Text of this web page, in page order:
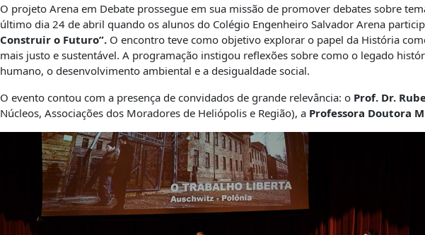
O projeto Arena em Debate prossegue em sua missão de promover debates sobre
último dia 24 de abril quando os alunos do Colégio Engenheiro Salvador Arena
Construir o Futuro”. O encontro teve como objetivo explorar o papel da História
mais justo e sustentável. A programação instigou reflexões sobre como o legado
humano, o desenvolvimento ambiental e a desigualdade social.
O evento contou com a presença de convidados de grande relevância: o Prof. Dr.
Núcleos, Associações dos Moradores de Heliópolis e Região), a Professora Doutora